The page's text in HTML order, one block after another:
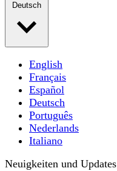
Deutsch
English
Français
Español
Deutsch
Português
Nederlands
Italiano
Neuigkeiten und Updates